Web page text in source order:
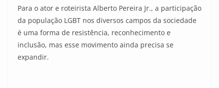
Para o ator e roteirista Alberto Pereira Jr., a participação
da população LGBT nos diversos campos da sociedade
é uma forma de resistência, reconhecimento e
inclusão, mas esse movimento ainda precisa se
expandir.